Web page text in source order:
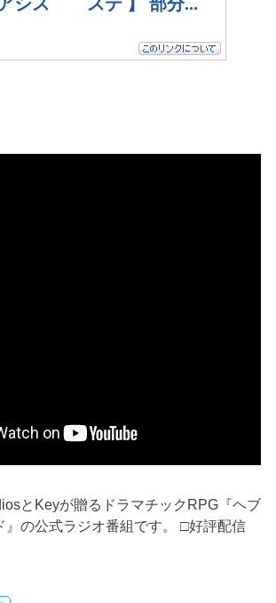
とKeyが贈るドラマチックRPG『ヘブ
』の公式ラジオ番組です。 □好評配信